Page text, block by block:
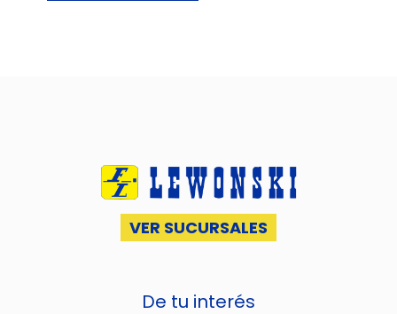
VER SUCURSALES
De tu interés